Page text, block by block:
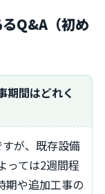
Q&A（初め
っては2週間程
期や追加工事の